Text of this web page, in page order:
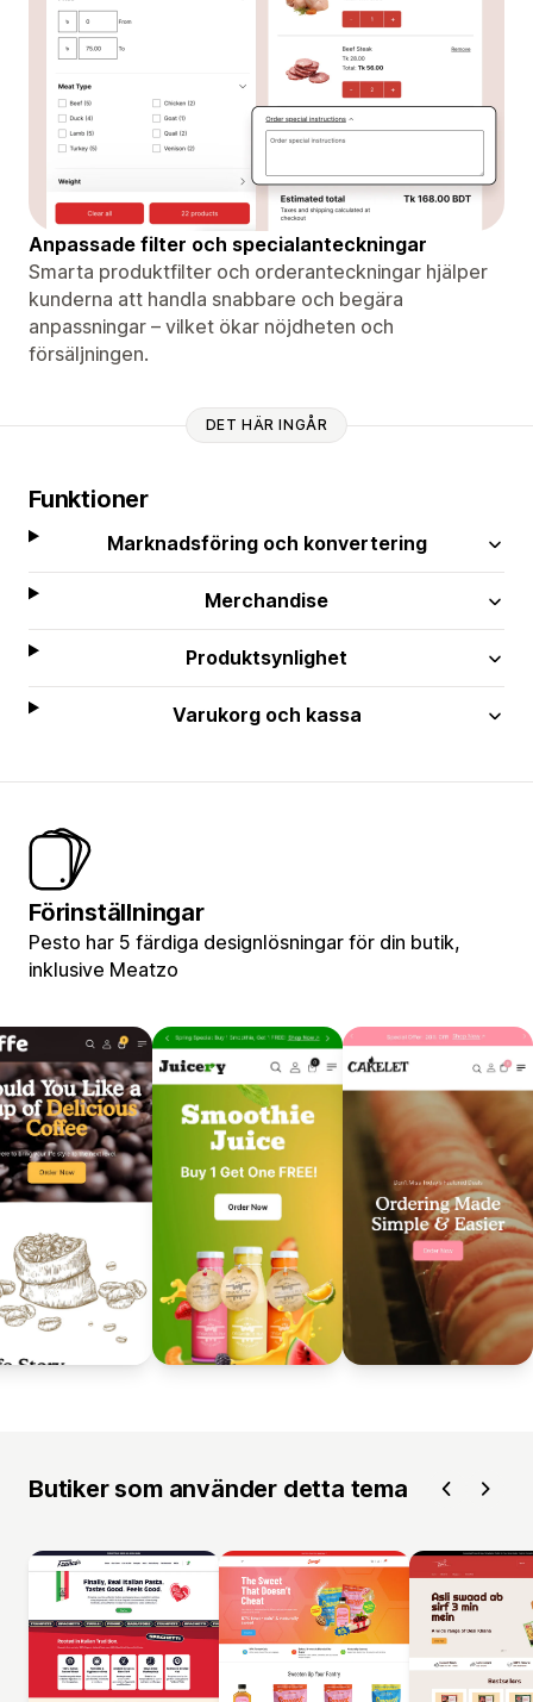
Anpassade filter och specialanteckningar
Smarta produktfilter och orderanteckningar hjälper
kunderna att handla snabbare och begära
anpassningar – vilket ökar nöjdheten och
försäljningen.
DET HÄR INGÅR
Funktioner
Marknadsföring och konvertering
Merchandise
Produktsynlighet
Varukorg och kassa
Förinställningar
Pesto har 5 färdiga designlösningar för din butik,
inklusive Meatzo
Butiker som använder detta tema